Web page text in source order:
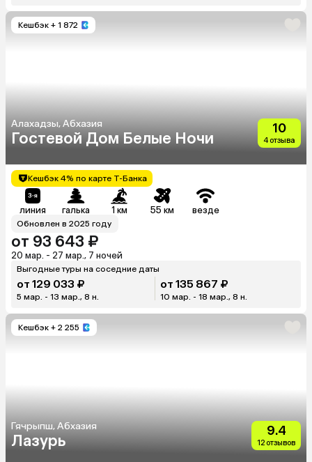
Кешбэк + 1 872
Алахадзы, Абхазия
Гостевой Дом Белые Ночи
10
4 отзыва
Кешбэк 4% по карте Т-Банка
линия галька 1 км 55 км везде
Обновлен в 2025 году
от 93 643 ₽
20 мар. - 27 мар., 7 ночей
Выгодные туры на соседние даты
от 129 033 ₽
5 мар. - 13 мар., 8 н.
от 135 867 ₽
10 мар. - 18 мар., 8 н.
Кешбэк + 2 255
Гячрыпш, Абхазия
Лазурь
9.4
12 отзывов